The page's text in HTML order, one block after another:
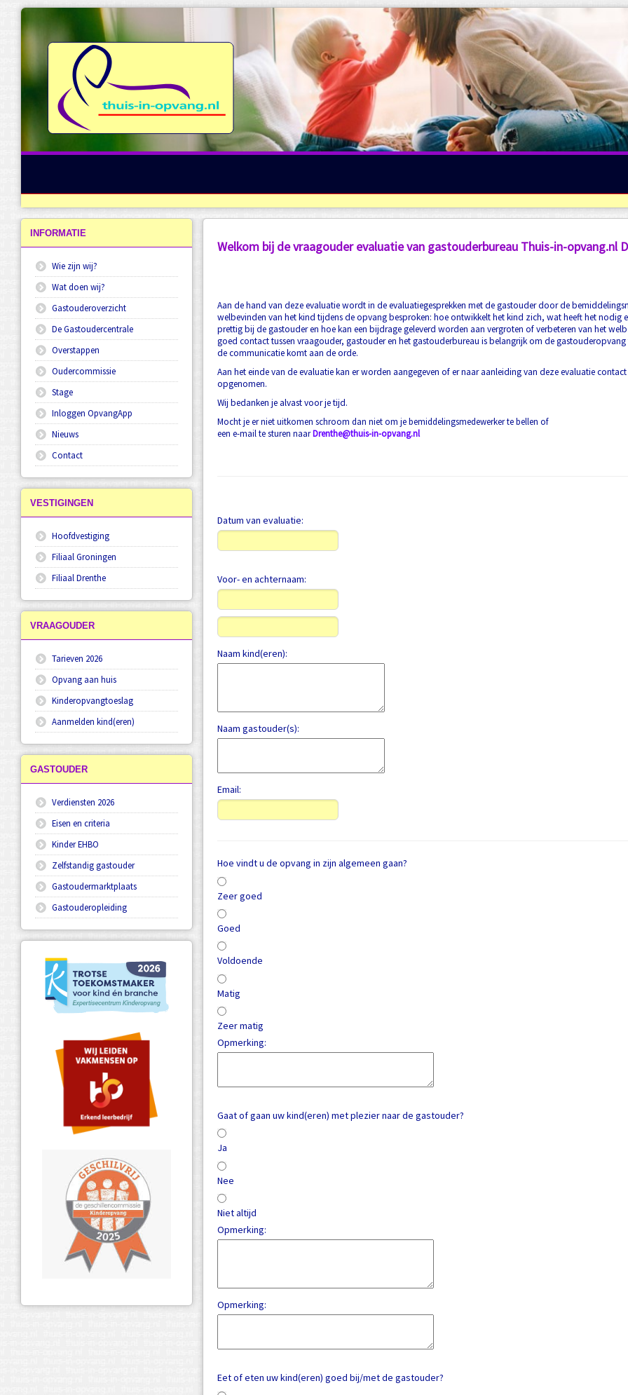
Directe login opvangApp
Gastouderbureau thuis-in-opvang.nl
Informatie
Vestigingen
Beleid
Welkom bij de vraagouder evaluatie van gastouderbureau Thuis-in-opvang.nl
Aan de hand van deze evaluatie wordt in de evaluatiegesprekken met de gastouder door de
welbevinden van het kindtijdens de opvang besproken: hoe ontwikkelt het kind zich, wat heeft het nodig
prettig bij de gastouder en hoe kan een bijdrage geleverd worden aan vergroten of verbeteren van het
goed contact tussen vraagouder, gastouder en het gastouderbureau is belangrijk om degastouderopvang
de communicatie komt aan de orde.
Aan het einde van de evaluatie kan er worden aangegeven of er naar aanleiding van deze evaluatie
opgenomen.
Wij bedanken je alvast voor je tijd.
Mocht je er niet uitkomen schroom dan niet om je bemiddelingsmedewerker te bellen of
een e-mail te sturen naarDrenthe@thuis-in-opvang.nl
Datum van evaluatie:
Voor- en achternaam:
Naam kind(eren):
Naam gastouder(s):
Email:
Hoe vindt u de opvang in zijn algemeen gaan?
Zeer goed
Goed
Voldoende
Matig
Zeer matig
Opmerking:
Gaat of gaan uw kind(eren) met plezier naar de gastouder?
Ja
Nee
Niet altijd
Opmerking:
Opmerking:
Eet of eten uw kind(eren) goed bij/met de gastouder?
INFORMATIE
Wie zijn wij?
Wat doen wij?
Gastouderoverzicht
De Gastoudercentrale
Overstappen
Oudercommissie
Stage
Inloggen OpvangApp
Nieuws
Contact
VESTIGINGEN
Hoofdvestiging
Filiaal Groningen
Filiaal Drenthe
VRAAGOUDER
Tarieven 2026
Opvang aan huis
Kinderopvangtoeslag
Aanmelden kind(eren)
GASTOUDER
Verdiensten 2026
Eisen en criteria
Kinder EHBO
Zelfstandig gastouder
Gastoudermarktplaats
Gastouderopleiding